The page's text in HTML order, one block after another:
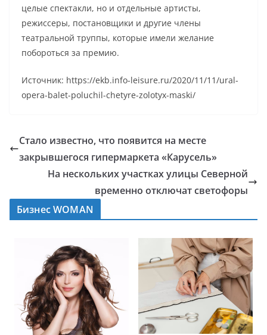
целые спектакли, но и отдельные артисты,
режиссеры, постановщики и другие члены
театральной труппы, которые имели желание
побороться за премию.
Источник: https://ekb.info-leisure.ru/2020/11/11/ural-
opera-balet-poluchil-chetyre-zolotyx-maski/
Стало известно, что появится на месте
закрывшегося гипермаркета «Карусель»
На нескольких участках улицы Северной
временно отключат светофоры
Бизнес WOMAN